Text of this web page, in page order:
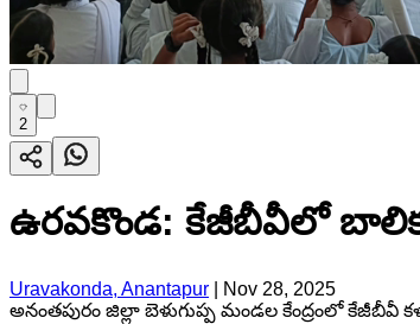
2
ఉరవకొండ: కేజీబీవీలో
Uravakonda, Anantapur
Nov 28, 2025
అనంతపురం జిల్లా బెళుగుప్ప మండల కేంద్రంలో